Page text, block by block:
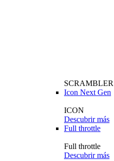
SCRAMBLER
Icon Next Gen
ICON
Descubrir más
Full throttle
Full throttle
Descubrir más